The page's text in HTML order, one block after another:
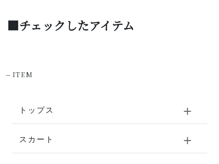
■チェックしたアイテム
-ITEM
トップス
スカート